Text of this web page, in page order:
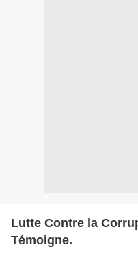
Lutte Contre la
Témoigne.